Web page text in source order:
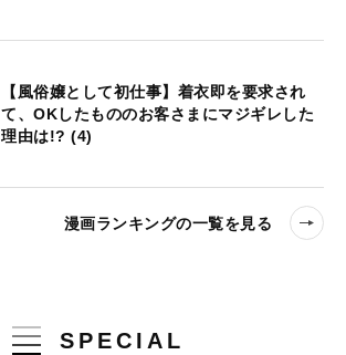
【風俗嬢として初仕事】着衣即を要求され
て、OKしたもののお客さまにマジギレした
理由は!? (4)
漫画ランキングの一覧を見る
SPECIAL